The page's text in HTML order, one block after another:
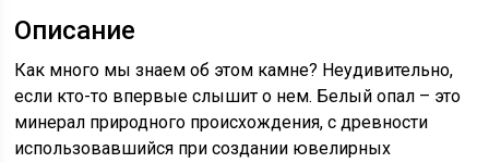
Описание
Как много мы знаем об этом камне? Неудивительно,
если кто-то впервые слышит о нем. Белый опал – это
минерал природного происхождения, с древности
использовавшийся при создании ювелирных